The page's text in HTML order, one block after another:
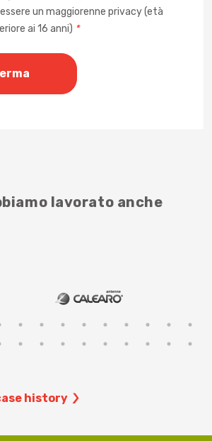
un maggiorenne privacy (età
ai 16 anni) *
lavorato anche
history